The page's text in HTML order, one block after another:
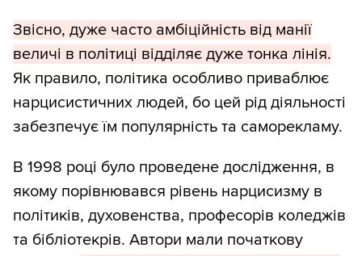
Звісно, дуже часто амбіційність від манії
величі в політиці відділяє дуже тонка лінія.
Як правило, політика особливо приваблює
нарцисистичних людей, бо цей рід діяльності
забезпечує їм популярність та саморекламу.
В 1998 році було проведене дослідження, в
якому порівнювався рівень нарцисизму в
політиків, духовенства, професорів коледжів
та бібліотекрів. Автори мали початкову